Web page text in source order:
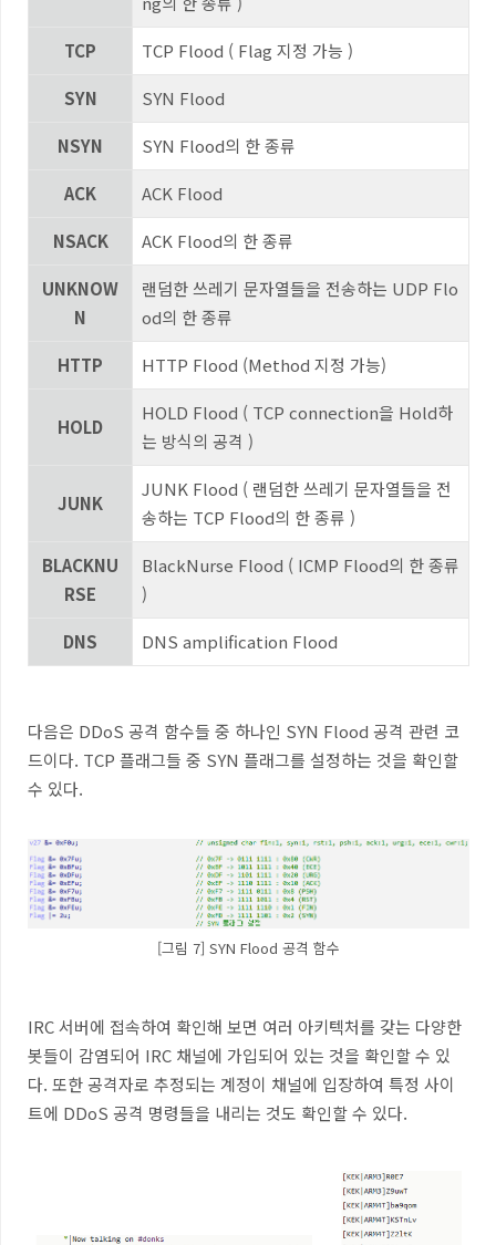
TCP TCP Flood ( Flag 지정 가능 )
SYN SYN Flood
NSYN SYN Flood의 한 종류
ACK ACK Flood
NSACK ACK Flood의 한 종류
UNKNOW
N
랜덤한 쓰레기 문자열들을 전송하는 UDP Flo
od의 한 종류
HTTP HTTP Flood (Method 지정 가능)
HOLD
HOLD Flood ( TCP connection을 Hold하
는 방식의 공격 )
JUNK
JUNK Flood ( 랜덤한 쓰레기 문자열들을 전
송하는 TCP Flood의 한 종류 )
BLACKNU
RSE
BlackNurse Flood ( ICMP Flood의 한 종류
)
DNS DNS amplification Flood
다음은 DDoS 공격 함수들 중 하나인 SYN Flood 공격 관련 코
드이다. TCP 플래그들 중 SYN 플래그를 설정하는 것을 확인할
수 있다.
[그림 7] SYN Flood 공격 함수
IRC서버에 접속하여 확인해 보면 여러 아키텍처를 갖는 다양한
봇들이 감염되어 IRC 채널에 가입되어 있는 것을 확인할 수 있
다. 또한 공격자로 추정되는 계정이 채널에 입장하여 특정 사이
트에 DDoS 공격 명령들을 내리는 것도 확인할 수 있다.